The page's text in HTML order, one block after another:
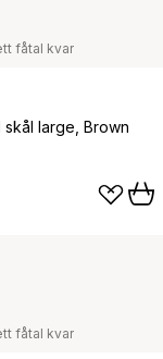
fåtal kvar
skål large, Brown
fåtal kvar